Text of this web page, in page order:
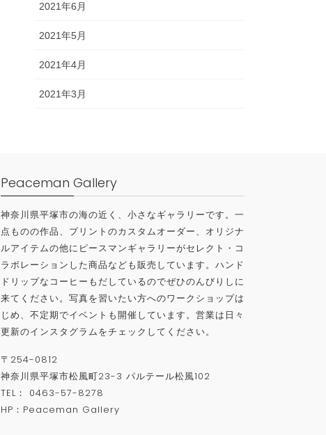
2021年6月
2021年5月
2021年4月
2021年3月
Peaceman Gallery
神奈川県平塚市の海の近く、小さなギャラリーです。一
点ものの作品、プリントのカスタムオーダー、オリジナ
ルアイテムの他にピースマンギャラリーがセレクト・コ
ラボレーションした商品なども販売しています。ハンド
ドリップなコーヒーもだしているのでぜひのんびりしに
来てください。写真を習いたい方へのワークショップは
じめ、不定期でイベントも開催しています。営業は日々
更新のインスタグラムをチェックしてください。
〒 254-0812
神奈川県平塚市松風町23-3 パルテール松風102
TEL ：
0463-57-8278
HP： Peaceman Gallery